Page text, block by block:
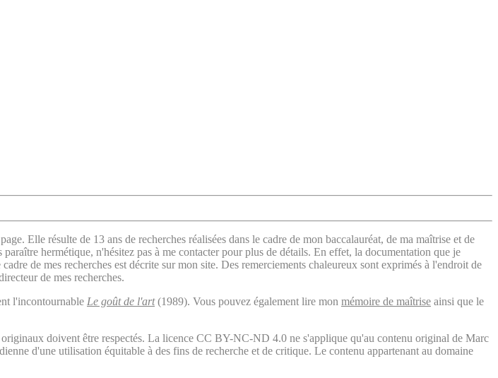
Elle résulte de 13 ans de recherches réalisées dans le cadre de mon baccalauréat, de ma maîtrise et de
hermétique, n'hésitez pas à me contacter pour plus de détails. En effet, la documentation que je
cadre de mes recherches est décrite sur mon site. Des remerciements chaleureux sont exprimés à l'endroit de
de mes recherches.
l'incontournable Le goût de l'art(1989). Vous pouvez également lire mon mémoire de maîtrise ainsi que le
originaux doivent être respectés. La licence CC BY-NC-ND 4.0 ne s'applique qu'au contenu original de Marc
d'une utilisation équitable à des fins de recherche et de critique. Le contenu appartenant au domaine